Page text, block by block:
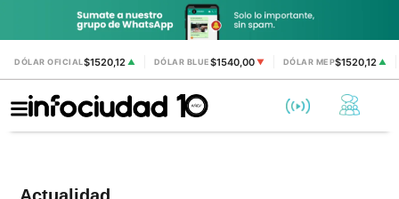
DÓLAR OFICIAL$1520,12 ▲ DÓLAR BLUE$1540,00 ▼ DÓLAR MEP$1520,12 ▲